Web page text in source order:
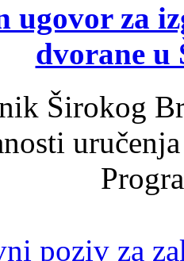
ugovor za
dvorane u
Širokog